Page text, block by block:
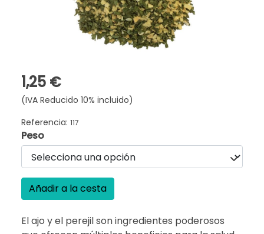
1,25 €
(IVA Reducido 10% incluido)
Referencia: 117
Peso
Añadir a la cesta
El ajo y el perejil son ingredientes poderosos